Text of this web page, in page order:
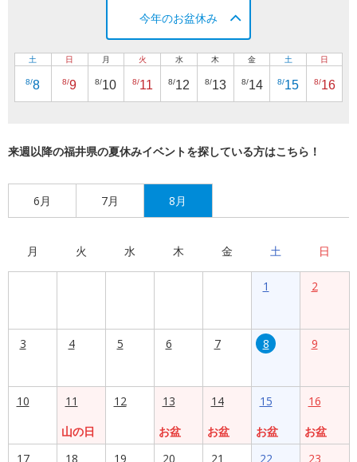
今年のお盆休み
土
8/8
日
8/9
月
8/10
火
8/11
水
8/12
木
8/13
金
8/14
土
8/15
日
8/16
来週以降の福井県の夏休みイベントを探している方はこちら！
6月 7月 8月
月 火 水 木 金 土 日
1 2
3 4 5 6 7 8 9
10
11
山の日
12
13
お盆
14
お盆
15
お盆
16
お盆
17
18 19 20 21 22 23